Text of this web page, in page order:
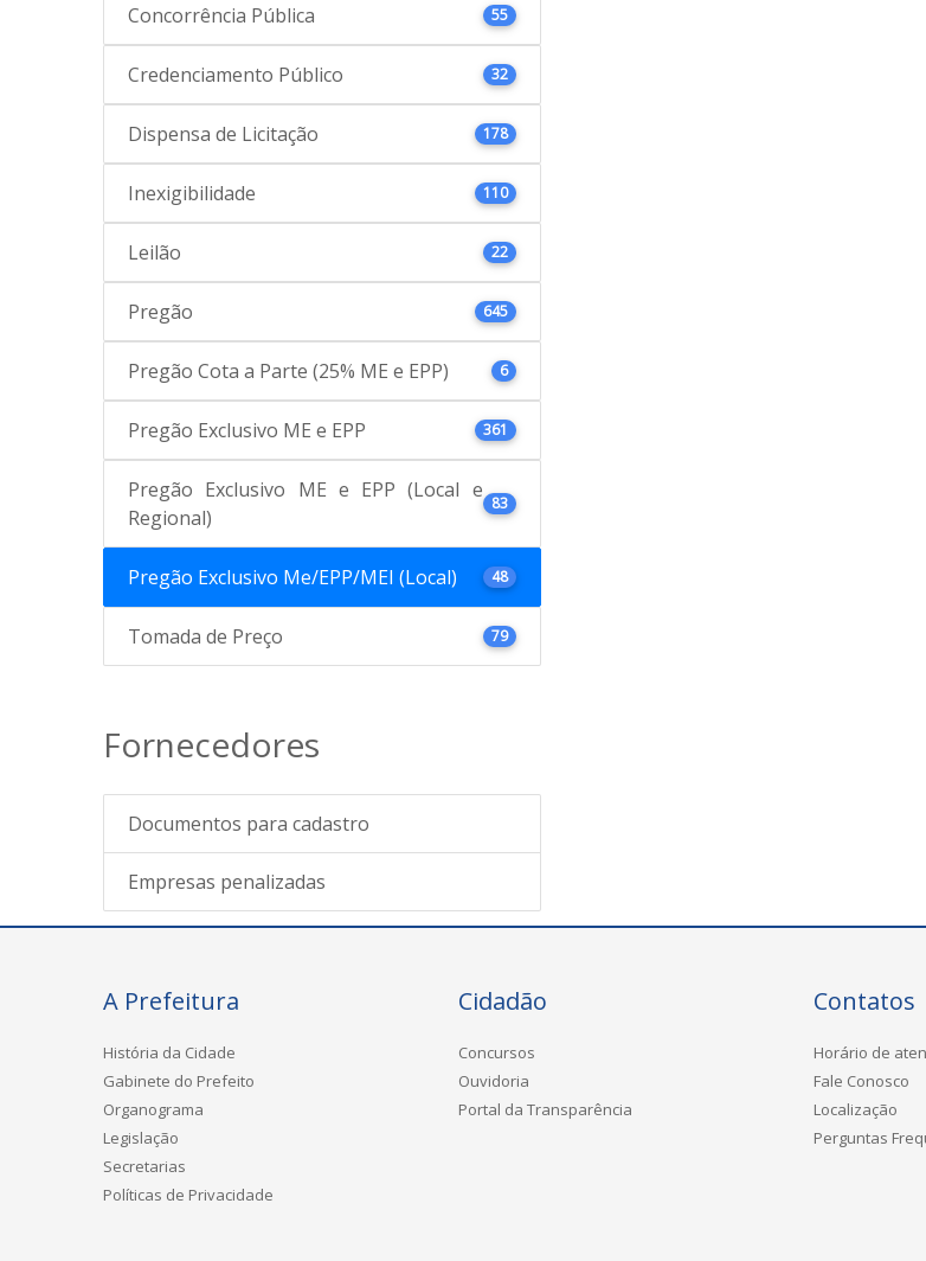
Concorrência Pública 55
Credenciamento Público 32
Dispensa de Licitação 178
Inexigibilidade 110
Leilão 22
Pregão 645
Pregão Cota a Parte (25% ME e EPP) 6
Pregão Exclusivo ME e EPP 361
Pregão Exclusivo ME e EPP (Local e
Regional)
83
Pregão Exclusivo Me/EPP/MEI (Local) 48
Tomada de Preço 79
Fornecedores
Documentos para cadastro
Empresas penalizadas
A Prefeitura
História da Cidade
Gabinete do Prefeito
Organograma
Legislação
Secretarias
Políticas de Privacidade
Cidadão
Concursos
Ouvidoria
Portal da Transparência
Contatos
Horário de
Fale Conosco
Localização
Perguntas